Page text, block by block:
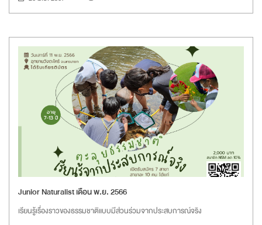
Junior Naturalist เดือน พ.ย. 2566
เรียนรู้เรื่องราวของธรรมชาติแบบมีส่วนร่วมจากประสบการณ์จริง